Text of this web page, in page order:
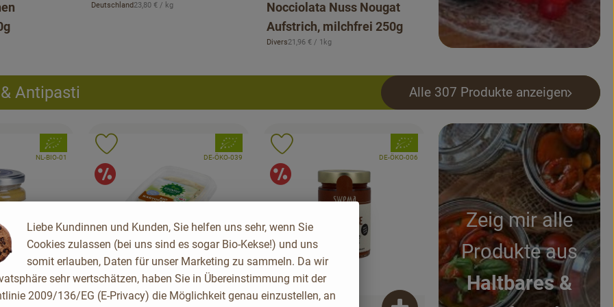
, Herkunft:
Deutschland, Referenzpreis:
23,80 € / kg
Nocciolata Nuss Nougat
Aufstrich, milchfrei 250g
, Herkunft:
Divers, Referenzpreis:
21,96 € / 1kg
Antipasti Alle 307 Produkte anzeigen
, Verband:
, Kontrollstelle:
NL-BIO-01
hinzufügen
, Verband:
, Kontrollstelle:
DE-ÖKO-039
Angebot
Produkt zu Favouriten hinzufügen
, Verband:
, Kontrollstelle:
DE-ÖKO-006
Angebot
Produkt zu Favouriten hinzufügen
Zeig mir alle
Produkte aus
Haltbares &
Liebe Kundinnen und Kunden, Sie helfen uns sehr, wenn Sie
Cookies zulassen (bei uns sind es sogar Bio-Kekse!) und uns
somit erlauben, Daten für unser Marketing zu sammeln. Da wir
sehr wertschätzen, haben Sie in Übereinstimmung mit der
2009/136/EG (E-Privacy) die Möglichkeit genau einzustellen, an